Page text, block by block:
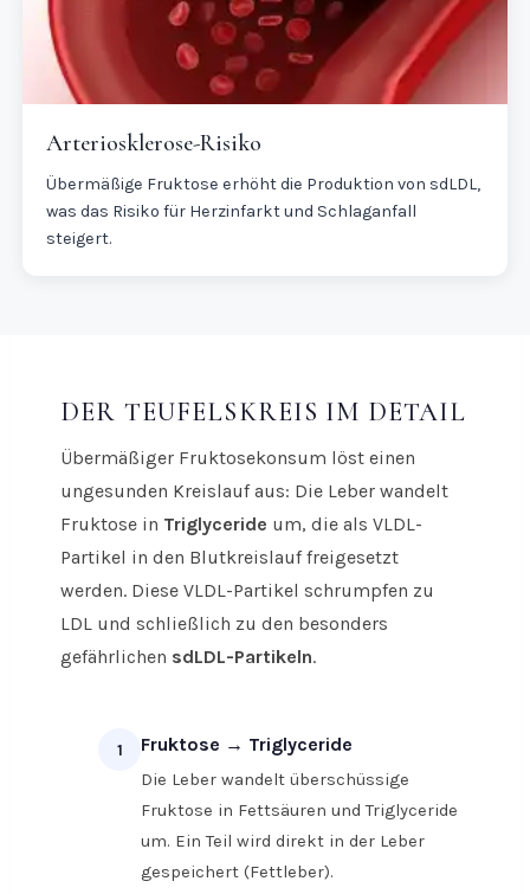
Arteriosklerose-Risiko
Übermäßige Fruktose erhöht die Produktion von sdLDL,
was das Risiko für Herzinfarkt und Schlaganfall
steigert.
DER TEUFELSKREIS IM DETAIL
Übermäßiger Fruktosekonsum löst einen
ungesunden Kreislauf aus: Die Leber wandelt
Fruktose in Triglyceride um, die als VLDL-
Partikel in den Blutkreislauf freigesetzt
werden. Diese VLDL-Partikel schrumpfen zu
LDL und schließlich zu den besonders
gefährlichen sdLDL-Partikeln.
1 Fruktose → Triglyceride
Die Leber wandelt überschüssige
Fruktose in Fettsäuren und Triglyceride
um. Ein Teil wird direkt in der Leber
gespeichert (Fettleber).